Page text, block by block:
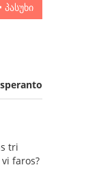
პასუხი
tri
faros?